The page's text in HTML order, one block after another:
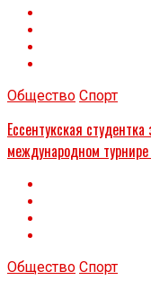
Общество Спорт
Ессентукская
международном турнире
Общество Спорт